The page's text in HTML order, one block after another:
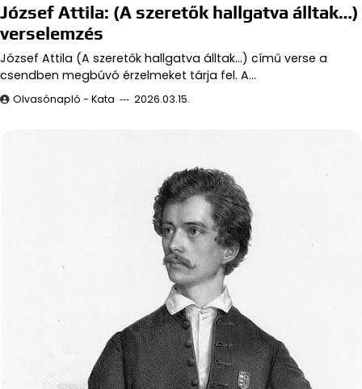
József Attila: (A szeretők hallgatva álltak…)
verselemzés
József Attila (A szeretők hallgatva álltak…) című verse a
csendben megbúvó érzelmeket tárja fel. A…
Olvasónapló - Kata 2026.03.15.